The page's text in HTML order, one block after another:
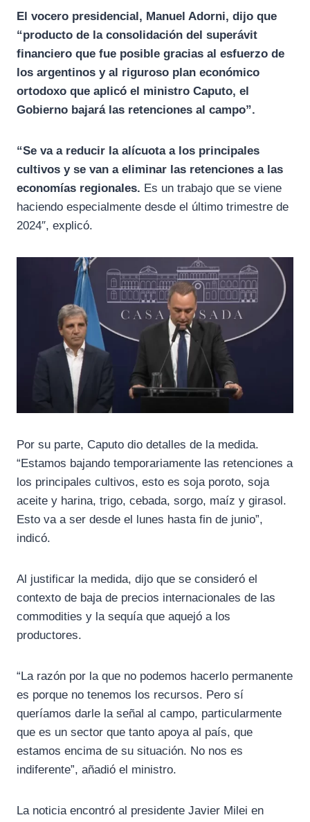
El vocero presidencial, Manuel Adorni, dijo que
“producto de la consolidación del superávit
financiero que fue posible gracias al esfuerzo de
los argentinos y al riguroso plan económico
ortodoxo que aplicó el ministro Caputo, el
Gobierno bajará las retenciones al campo”.
“Se va a reducir la alícuota a los principales
cultivos y se van a eliminar las retenciones a las
economías regionales. Es un trabajo que se viene
haciendo especialmente desde el último trimestre de
2024″, explicó.
Por su parte, Caputo dio detalles de la medida.
“Estamos bajando temporariamente las retenciones a
los principales cultivos, esto es soja poroto, soja
aceite y harina, trigo, cebada, sorgo, maíz y girasol.
Esto va a ser desde el lunes hasta fin de junio”,
indicó.
Al justificar la medida, dijo que se consideró el
contexto de baja de precios internacionales de las
commodities y la sequía que aquejó a los
productores.
“La razón por la que no podemos hacerlo permanente
es porque no tenemos los recursos. Pero sí
queríamos darle la señal al campo, particularmente
que es un sector que tanto apoya al país, que
estamos encima de su situación. No nos es
indiferente”, añadió el ministro.
La noticia encontró al presidente Javier Milei en